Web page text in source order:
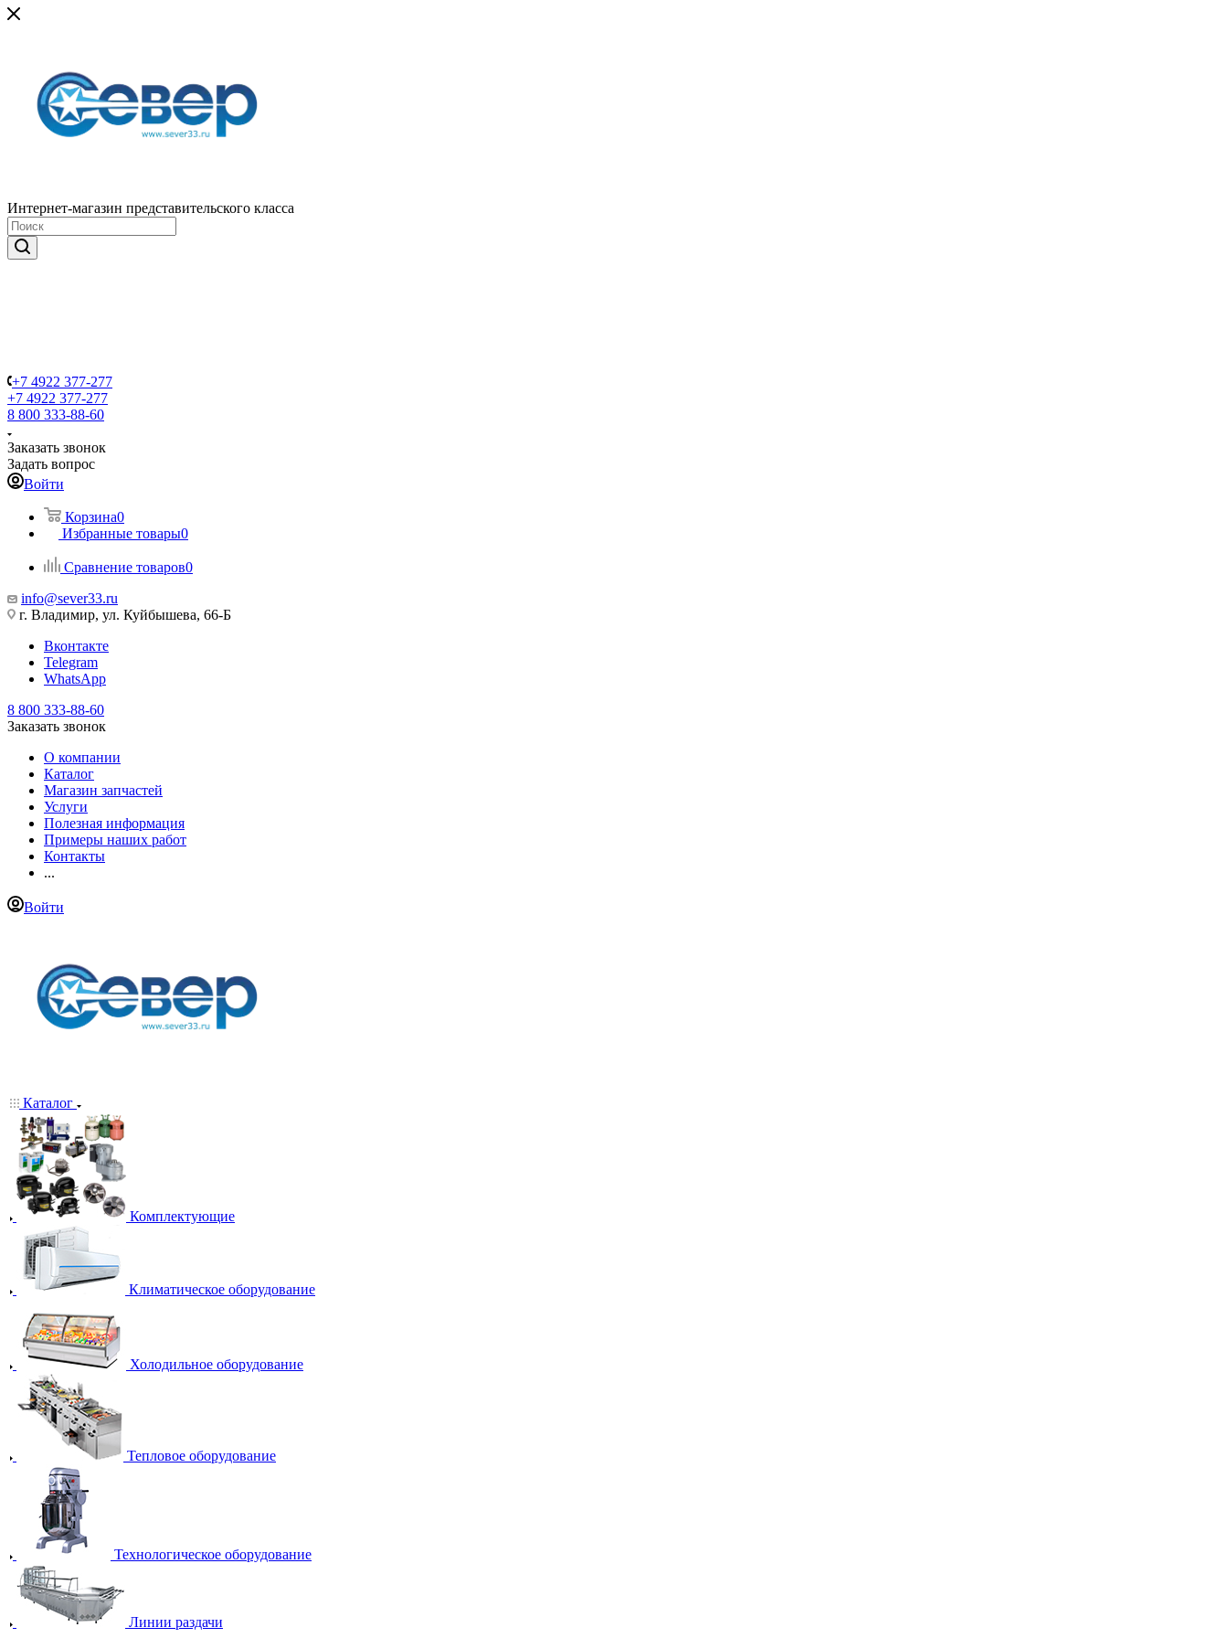
Интернет-магазин представительского класса
+7 4922 377-277
+7 4922 377-277
8 800 333-88-60
Заказать звонок
Задать вопрос
Войти
Корзина0
Избранные товары0
Сравнение товаров0
info@sever33.ru
г. Владимир, ул. Куйбышева, 66-Б
Вконтакте
Telegram
WhatsApp
8 800 333-88-60
Заказать звонок
О компании
Каталог
Магазин запчастей
Услуги
Полезная информация
Примеры наших работ
Контакты
...
Войти
Каталог
Комплектующие
Климатическое оборудование
Холодильное оборудование
Тепловое оборудование
Технологическое оборудование
Линии раздачи